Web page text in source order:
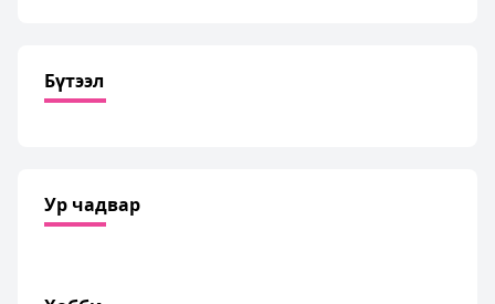
Бүтээл
Ур чадвар